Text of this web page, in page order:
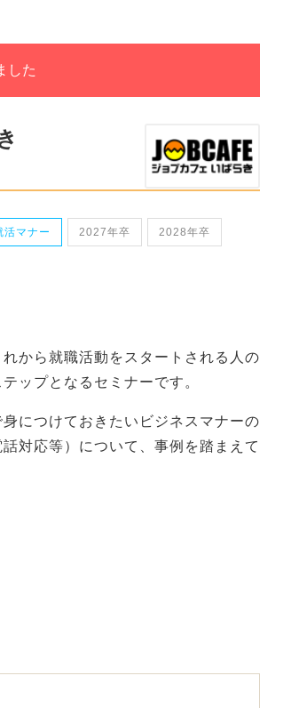
した
活マナー 2027年卒 2028年卒
から就職活動をスタートされる人の
ップとなるセミナーです。
につけておきたいビジネスマナーの
対応等）について、事例を踏まえて